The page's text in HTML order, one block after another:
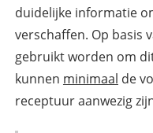
duidelijke informatie
verschaffen. Op basis
gebruikt worden om
kunnen minimaal de
receptuur aanwezig